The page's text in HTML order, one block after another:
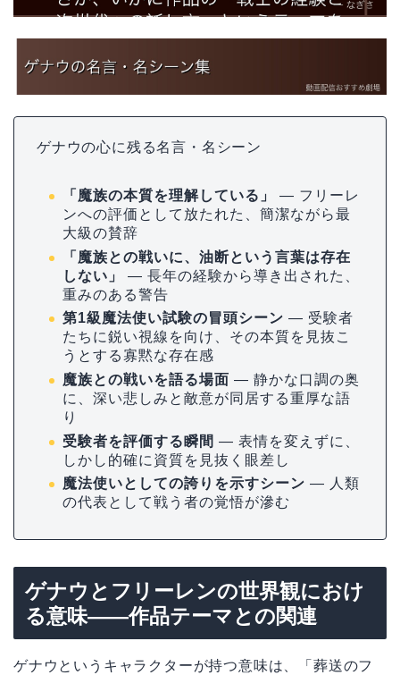
ゲナウの心に残る名言・名シーン
「魔族の本質を理解している」
— フリーレ
ンへの評価として放たれた、簡潔ながら最
大級の賛辞
「魔族との戦いに、油断という言葉は存在
しない」
— 長年の経験から導き出された、
重みのある警告
第1級魔法使い試験の冒頭シーン — 受験者
たちに鋭い視線を向け、その本質を見抜こ
うとする寡黙な存在感
魔族との戦いを語る場面 — 静かな口調の奥
に、深い悲しみと敵意が同居する重厚な語
り
受験者を評価する瞬間 — 表情を変えずに、
しかし的確に資質を見抜く眼差し
魔法使いとしての誇りを示すシーン — 人類
の代表として戦う者の覚悟が滲む
ゲナウとフリーレンの世界観におけ
る意味――作品テーマとの関連
ゲナウというキャラクターが持つ意味は、「葬送のフ